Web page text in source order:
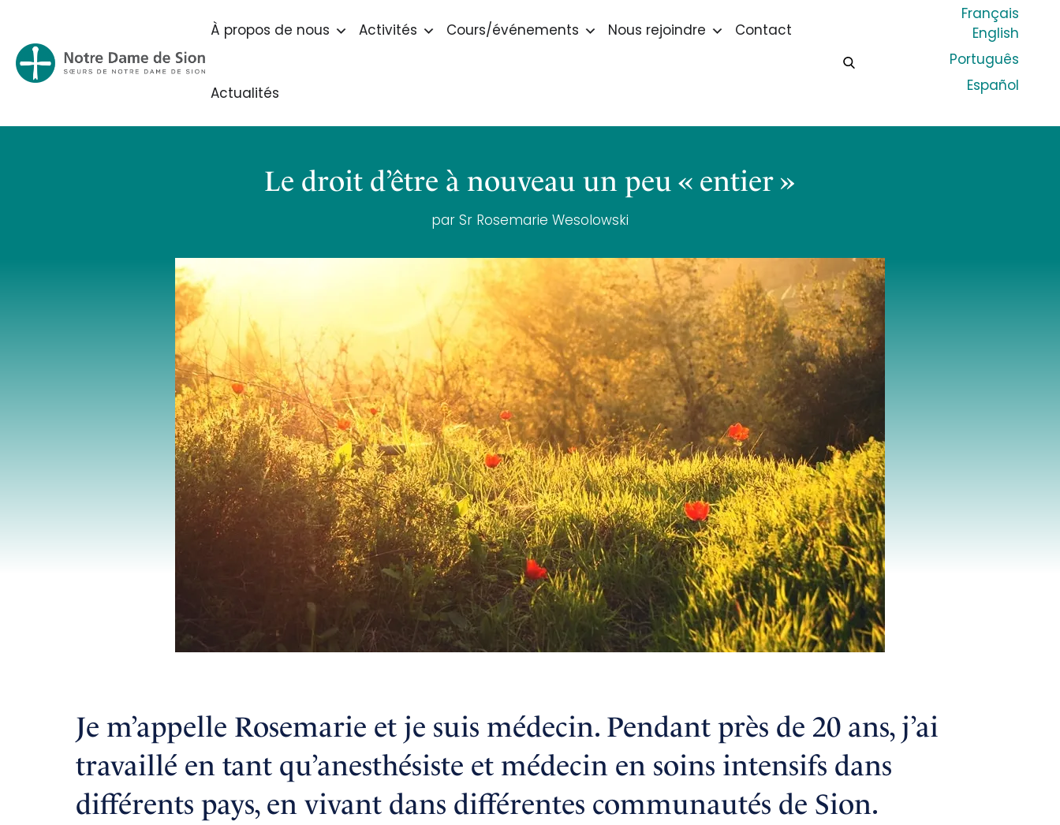
À propos de nous Activités Cours/événements Nous rejoindre Contact
Actualités
Français
English
Português
Español
Le droit d’être à nouveau un peu « entier »
par Sr Rosemarie Wesolowski
Je m’appelle Rosemarie et je suis médecin. Pendant près de 20 ans, j’ai
travaillé en tant qu’anesthésiste et médecin en soins intensifs dans
différents pays, en vivant dans différentes communautés de Sion.